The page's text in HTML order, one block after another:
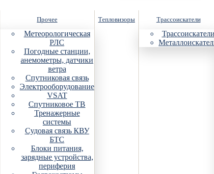
Прочее
Метеорологическая
РЛС
Погодные станции,
анемометры, датчики
ветра
Спутниковая связь
Электрооборудование
VSAT
Спутниковое ТВ
Тренажерные
системы
Судовая связь КВУ
БТС
Блоки питания,
зарядные устройства,
периферия
Тепловизоры Трассоискатели